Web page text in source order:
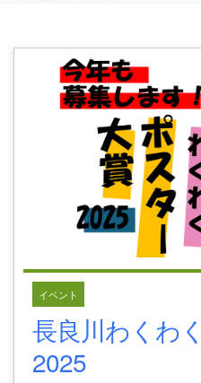
イベント
長良川わくわ
2025